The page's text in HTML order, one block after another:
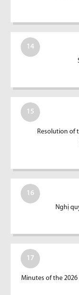
14
15
Resolution of
16
Nghị
17
Minutes of the